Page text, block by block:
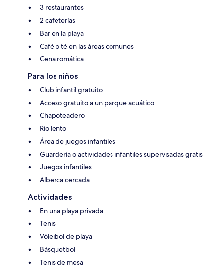
3 restaurantes
2 cafeterías
Bar en la playa
Café o té en las áreas comunes
Cena romática
Para los niños
Club infantil gratuito
Acceso gratuito a un parque acuático
Chapoteadero
Río lento
Área de juegos infantiles
Guardería o actividades infantiles supervisadas gratis
Juegos infantiles
Alberca cercada
Actividades
En una playa privada
Tenis
Vóleibol de playa
Básquetbol
Tenis de mesa